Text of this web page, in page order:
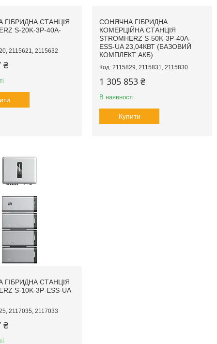
СТАНЦІЯ
S-20K-3Р-40А-
2115621, 2115632
₴
СОНЯЧНА ГІБРИДНА
КОМЕРЦІЙНА СТАНЦІЯ
STROMHERZ S-50K-3Р-40А-
ESS-UA 23,04КВТ (БАЗОВИЙ
КОМПЛЕКТ АКБ)
2115829, 2115831, 2115830
1 305 853 ₴
В наявності
Купити
СТАНЦІЯ
S-10K-3Р-ESS-UA
2117035, 2117033
₴